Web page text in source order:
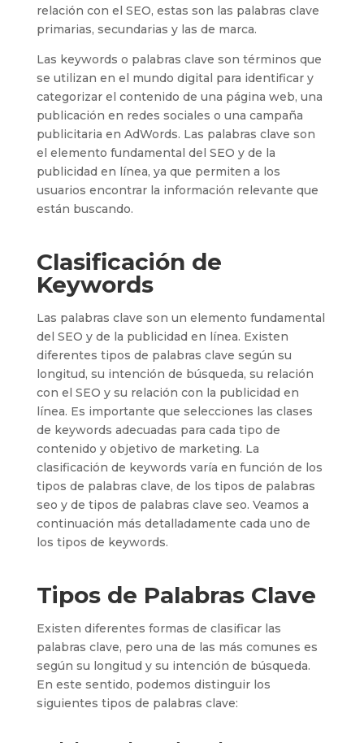
relación con el SEO, estas son las palabras clave
primarias, secundarias y las de marca.
Las keywords o palabras clave son términos que
se utilizan en el mundo digital para identificar y
categorizar el contenido de una página web, una
publicación en redes sociales o una campaña
publicitaria en AdWords. Las palabras clave son
el elemento fundamental del SEO y de la
publicidad en línea, ya que permiten a los
usuarios encontrar la información relevante que
están buscando.
Clasificación de
Keywords
Las palabras clave son un elemento fundamental
del SEO y de la publicidad en línea. Existen
diferentes tipos de palabras clave según su
longitud, su intención de búsqueda, su relación
con el SEO y su relación con la publicidad en
línea. Es importante que selecciones las clases
de keywords adecuadas para cada tipo de
contenido y objetivo de marketing. La
clasificación de keywords varía en función de los
tipos de palabras clave, de los tipos de palabras
seo y de tipos de palabras clave seo. Veamos a
continuación más detalladamente cada uno de
los tipos de keywords.
Tipos de Palabras Clave
Existen diferentes formas de clasificar las
palabras clave, pero una de las más comunes es
según su longitud y su intención de búsqueda.
En este sentido, podemos distinguir los
siguientes tipos de palabras clave: